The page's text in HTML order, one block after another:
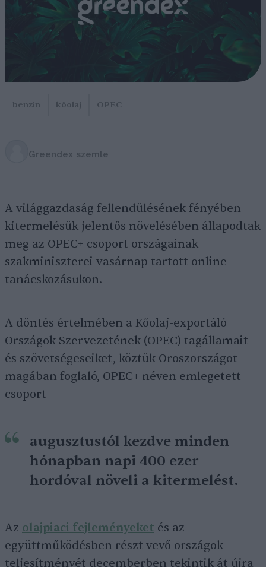
benzin kőolaj OPEC
Greendex szemle
A világgazdaság fellendülésének fényében
kitermelésük jelentős növelésében állapodtak
meg az OPEC+ csoport országainak
szakminiszterei vasárnap tartott online
tanácskozásukon.
A döntés értelmében a Kőolaj-exportáló
Országok Szervezetének (OPEC) tagállamait
és szövetségeseiket, köztük Oroszországot
magában foglaló, OPEC+ néven emlegetett
csoport
augusztustól kezdve minden
hónapban napi 400 ezer
hordóval növeli a kitermelést.
Az olajpiaci fejleményeket és az
együttműködésben részt vevő országok
teljesítményét decemberben tekintik át újra